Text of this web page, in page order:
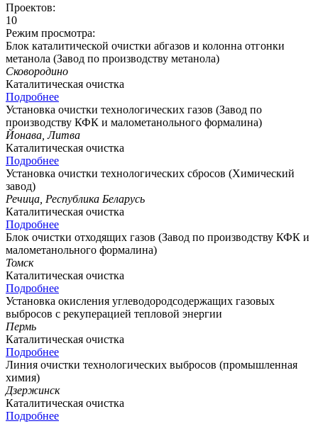
Проектов:
10
Режим просмотра:
Блок каталитической очистки абгазов и колонна отгонки
метанола (Завод по производству метанола)
Сковородино
Каталитическая очистка
Подробнее
Установка очистки технологических газов (Завод по
производству КФК и малометанольного формалина)
Йонава, Литва
Каталитическая очистка
Подробнее
Установка очистки технологических сбросов (Химический
завод)
Речица, Республика Беларусь
Каталитическая очистка
Подробнее
Блок очистки отходящих газов (Завод по производству КФК и
малометанольного формалина)
Томск
Каталитическая очистка
Подробнее
Установка окисления углеводородсодержащих газовых
выбросов с рекуперацией тепловой энергии
Пермь
Каталитическая очистка
Подробнее
Линия очистки технологических выбросов (промышленная
химия)
Дзержинск
Каталитическая очистка
Подробнее